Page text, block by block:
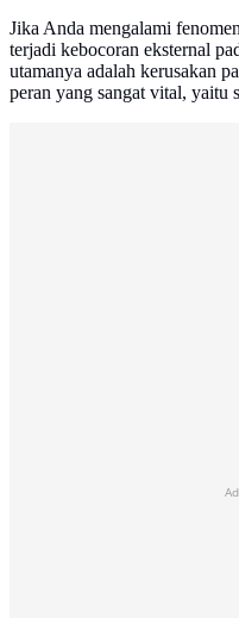
Jika Anda mengalami
terjadi kebocoran eksternal
utamanya adalah kerusakan
peran yang sangat vital, yaitu